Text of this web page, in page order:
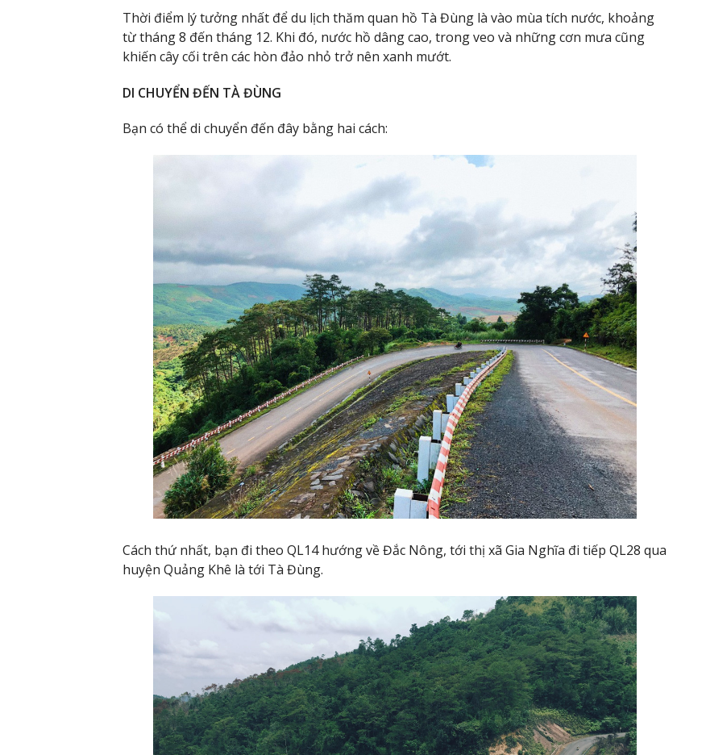
Thời điểm lý tưởng nhất để du lịch thăm quan hồ Tà Đùng là vào mùa tích nước, khoảng
từ tháng 8 đến tháng 12. Khi đó, nước hồ dâng cao, trong veo và những cơn mưa cũng
khiến cây cối trên các hòn đảo nhỏ trở nên xanh mướt.
DI CHUYỂN ĐẾN TÀ ĐÙNG
Bạn có thể di chuyển đến đây bằng hai cách:
Cách thứ nhất, bạn đi theo QL14 hướng về Đắc Nông, tới thị xã Gia Nghĩa đi tiếp QL28 qua
huyện Quảng Khê là tới Tà Đùng.